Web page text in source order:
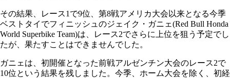
その結果、レース1で9位、第8戦アメリカ大会以来となる今季
ベストタイでフィニッシュのジェイク・ガニェ(Red Bull Honda
World Superbike Team)は、レース2でさらに上位を狙う予定でし
たが、果たすことはできませんでした。
ガニェは、初開催となった前戦アルゼンチン大会のレース2で
10位という結果を残しました。今季、ホーム大会を除く、初経